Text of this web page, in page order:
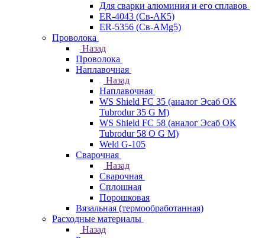
Для сварки алюминия и его сплавов
ER-4043 (Св-АК5)
ER-5356 (Св-АМg5)
Проволока
Назад
Проволока
Наплавочная
Назад
Наплавочная
WS Shield FC 35 (аналог Эсаб OK
Tubrodur 35 G M)
WS Shield FC 58 (аналог Эсаб OK
Tubrodur 58 O G M)
Weld G-105
Сварочная
Назад
Сварочная
Сплошная
Порошковая
Вязальная (термообработанная)
Расходные материалы
Назад